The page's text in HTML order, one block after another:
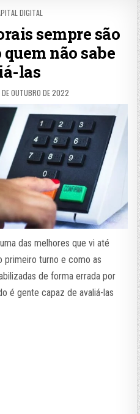
DIGITAL
sempre são
não sabe
las
OUTUBRO DE 2022
das melhores que vi até
primeiro turno e como as
de forma errada por
é gente capaz de avaliá-las